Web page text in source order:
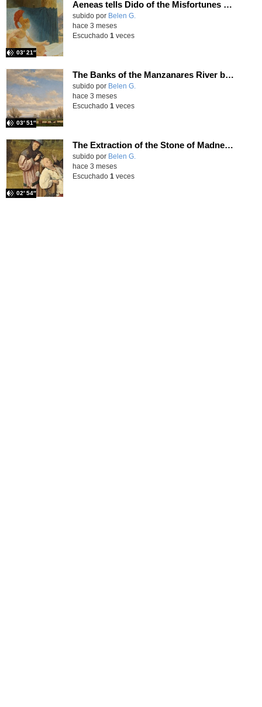
Aeneas tells Dido of the Misfortunes of Troy by Pierre Guerin
Contenido educativo.
subido por Belen G.
03′ 21″
hace 3 meses
Escuchado 1 veces
The Banks of the Manzanares River by Aureliano de Beruete
Contenido educativo.
subido por Belen G.
03′ 51″
hace 3 meses
Escuchado 1 veces
The Extraction of the Stone of Madness by Hieronymus Bosch
Contenido educativo.
subido por Belen G.
02′ 54″
hace 3 meses
Escuchado 1 veces